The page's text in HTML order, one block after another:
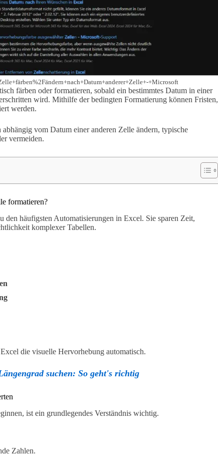
+Microsoft
färben oder formatieren, sobald ein bestimmtes Datum in einer
wird. Mithilfe der bedingten Formatierung können Fristen,
werden.
vom Datum einer anderen Zelle ändern, typische
vermeiden.
formatieren?
den häufigsten Automatisierungen in Excel. Sie sparen Zeit,
komplexer Tabellen.
die visuelle Hervorhebung automatisch.
suchen: So geht's richtig
ist ein grundlegendes Verständnis wichtig.
Zahlen.